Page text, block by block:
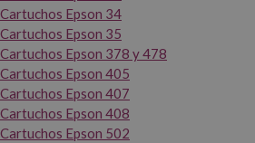
Cartuchos Epson 34
Cartuchos Epson 35
Cartuchos Epson 378 y 478
Cartuchos Epson 405
Cartuchos Epson 407
Cartuchos Epson 408
Cartuchos Epson 502